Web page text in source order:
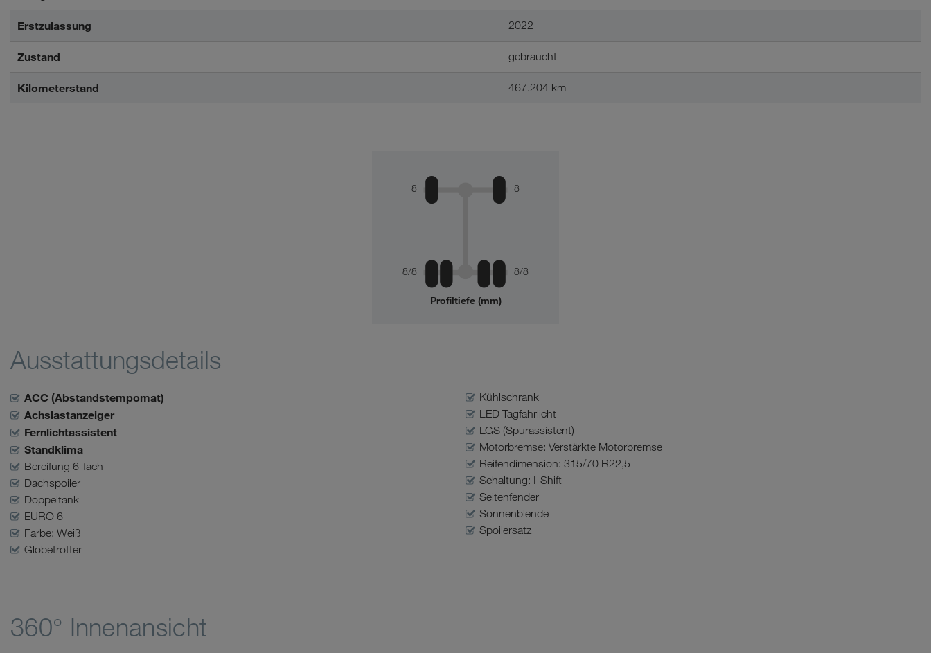
Erstzulassung 2022
Zustand gebraucht
Kilometerstand 467.204 km
8 8
8/8 8/8
Profiltiefe (mm)
Ausstattungsdetails
ACC (Abstandstempomat)
Achslastanzeiger
Fernlichtassistent
Standklima
Bereifung 6-fach
Dachspoiler
Doppeltank
EURO 6
Farbe: Weiß
Globetrotter
Kühlschrank
LED Tagfahrlicht
LGS (Spurassistent)
Motorbremse: Verstärkte Motorbremse
Reifendimension: 315/70 R22,5
Schaltung: I-Shift
Seitenfender
Sonnenblende
Spoilersatz
360° Innenansicht